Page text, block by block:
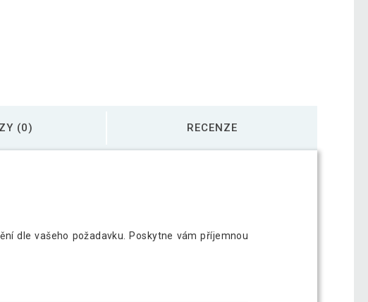
(0) RECENZE
dle vašeho požadavku. Poskytne vám příjemnou